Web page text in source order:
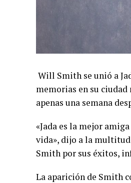
Will Smith se unió a
memorias en su
apenas una semana
«Jada es la mejor
vida», dijo a la
Smith por sus éxitos,
La aparición de Smith